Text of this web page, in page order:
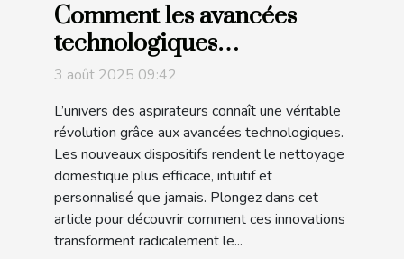
Comment les avancées
technologiques
transforment-elles les
aspirateurs modernes ?
3 août 2025 09:42
L’univers des aspirateurs connaît une véritable
révolution grâce aux avancées technologiques.
Les nouveaux dispositifs rendent le nettoyage
domestique plus efficace, intuitif et
personnalisé que jamais. Plongez dans cet
article pour découvrir comment ces innovations
transforment radicalement le...